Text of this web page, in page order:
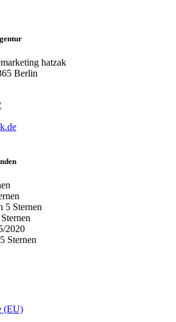
hatzak
Berlin
5 Sternen
2020
Sternen
(EU)